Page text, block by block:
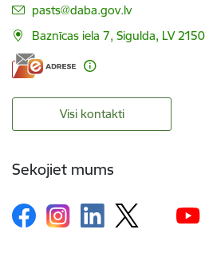
E-pasts:
pasts@daba.gov.lv
Baznīcas iela 7, Sigulda, LV 2150
Visi kontakti
Sekojiet mums